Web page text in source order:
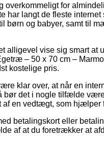
overkommeligt for
har langt de fleste
børn og babyer, samt til
alligevel vise sig smart at
– 50 x 70 cm –
kostelige pris.
klar over, at når en
bør det i nogle tilfælde
af en vedtægt, som
betalingskort eller
af at du foretrækker at